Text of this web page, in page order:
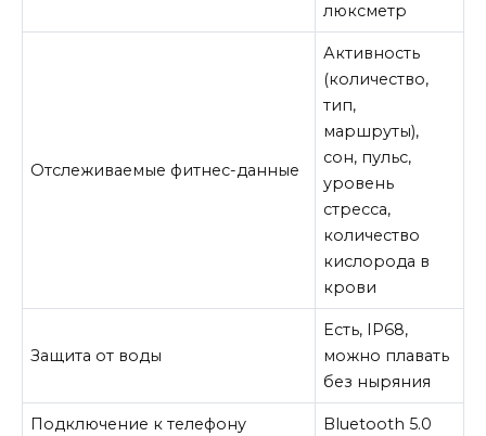
люксметр
Отслеживаемые фитнес-данные
Активность
(количество,
тип,
маршруты),
сон, пульс,
уровень
стресса,
количество
кислорода в
крови
Защита от воды
Есть, IP68,
можно плавать
без ныряния
Подключение к телефону Bluetooth 5.0